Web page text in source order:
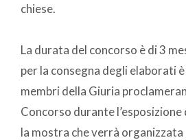
chiese.
La durata del concorso è di 3
per la consegna degli elaborati
membri della Giuria
Concorso durante
la mostra che verrà organizzata